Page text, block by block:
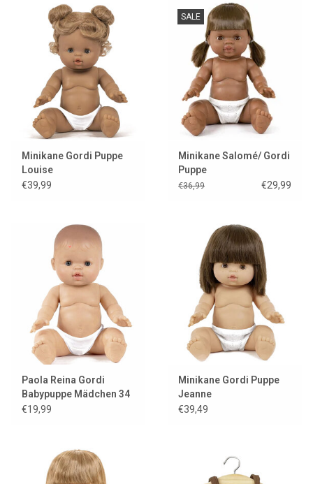
Minikane Gordi Puppe
Louise
€39,99
SALE
Minikane Salomé/ Gordi
Puppe
€36,99 €29,99
Paola Reina Gordi
Babypuppe Mädchen 34
cm
€19,99
Minikane Gordi Puppe
Jeanne
€39,49